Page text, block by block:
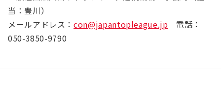
当：豊川）
メールアドレス：con@japantopleague.jp 電話：
050-3850-9790